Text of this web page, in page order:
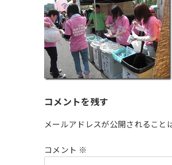
時
:
コメントを残す
メールアドレスが公開されること
コメント ※